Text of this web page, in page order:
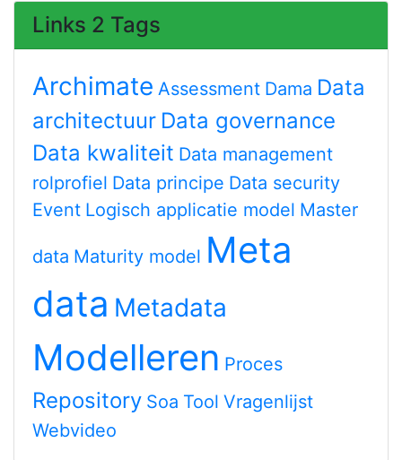
Links 2 Tags
Archimate Assessment Dama Data
architectuur Data governance
Data kwaliteit Data management
rolprofiel Data principe Data security
Event Logisch applicatie model Master
data Maturity model Meta
data Metadata
Modelleren Proces
Repository Soa Tool Vragenlijst
Webvideo